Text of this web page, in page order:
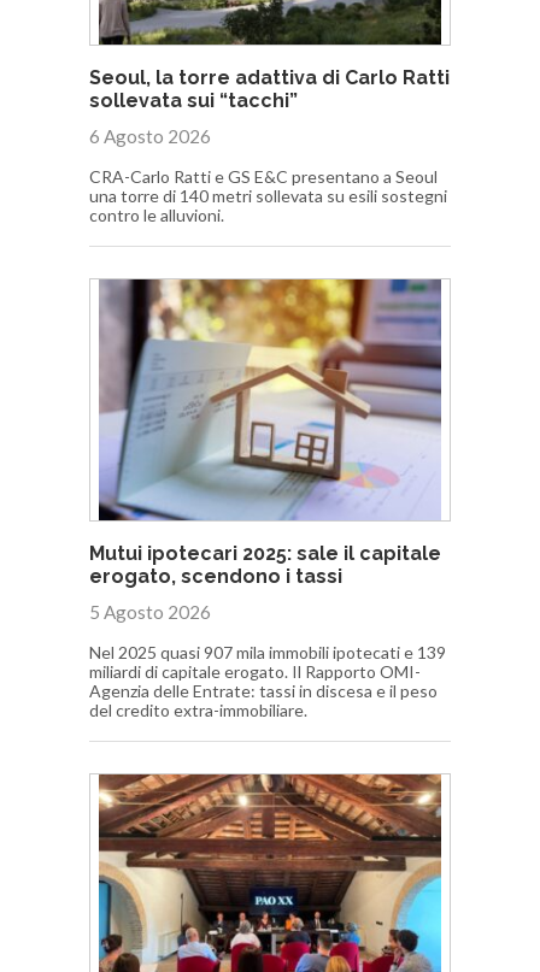
Seoul, la torre adattiva di Carlo Ratti
sollevata sui “tacchi”
6 Agosto 2026
CRA-Carlo Ratti e GS E&C presentano a Seoul
una torre di 140 metri sollevata su esili sostegni
contro le alluvioni.
Mutui ipotecari 2025: sale il capitale
erogato, scendono i tassi
5 Agosto 2026
Nel 2025 quasi 907 mila immobili ipotecati e 139
miliardi di capitale erogato. Il Rapporto OMI-
Agenzia delle Entrate: tassi in discesa e il peso
del credito extra-immobiliare.